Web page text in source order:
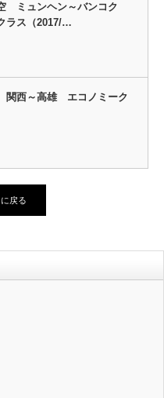
ミュンヘン～バンコク
ラス（2017/…
関西～高雄 エコノミーク
戻る